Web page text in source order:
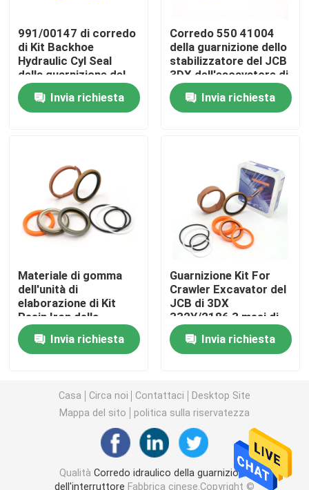
Contattici
Notizie
Corredo idraulico della guarnizione dell'interruttore
Escavatore Seal Kit
Corredo della guarnizione di KOMATSU
Rod Seal idraulico
Guarnizione idraulica
Parapolvere idraulica
Guarnizione idraulica del pistone
991/00147 di corredo
di Kit Backhoe
Hydraulic Cyl Seal
della guarnizione del
JCB
Invia richiesta
Corredo 550 41004
della guarnizione dello
stabilizzatore del JCB
3DX dell'escavatore di
NBR PTFE
Invia richiesta
Materiale di gomma
dell'unità di
elaborazione di Kit
Resin Iron della
guarnizione idraulica
del JCB per 332Y-
5599
Invia richiesta
Guarnizione Kit For
Crawler Excavator del
JCB di 3DX
332Y/2186 3 mesi di
garanzia
Invia richiesta
Casa Circa noi Contattaci
Desktop Site
Mappa del sito
politica sulla riservatezza
Qualità Corredo idraulico della guarnizione
dell'interruttore Fabbrica cinese.Copyright ©